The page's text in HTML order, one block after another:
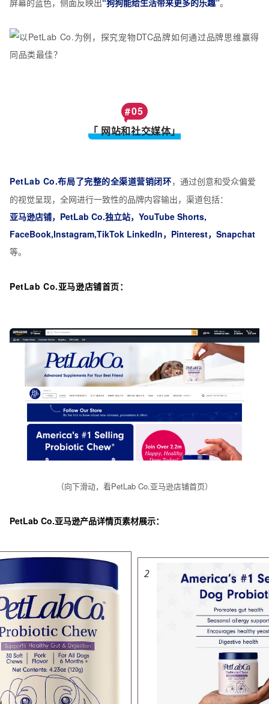
屏幕的蓝色，侧面反映出“狗狗能给生活带来更多的乐趣”。
#05
「 网站和社交媒体」
PetLab Co.布局了完整的全渠道营销闭环，通过创意和受众偏爱
的视觉呈现，全网进行一致性的品牌内容输出，渠道包括：
亚马逊店铺，PetLab Co.独立站，YouTube Shorts,
FaceBook,Instagram,TikTok LinkedIn，Pinterest，Snapchat
等。
PetLab Co.亚马逊店铺首页：
（向下滑动，看PetLab Co.亚马逊店铺首页）
PetLab Co.亚马逊产品详情页素材展示：
2